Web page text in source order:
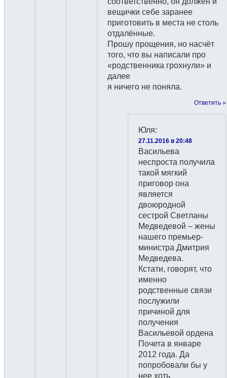
вещички себе заранее
приготовить в места не столь
отдалённые.
Прошу прощения, но насчёт
того, что вы написали про
«родственника грохнули» и
далее
я ничего не поняла.
Ответить »
Юля:
27.11.2016 в 20:48
Васильева
неспроста получила
такой мягкий
приговор она
является
двоюродной
сестрой Светланы
Медведевой – жены
нашего премьер-
министра Дмитрия
Медведева.
Кстати, говорят, что
именно
родственные связи
послужили
причиной для
получения
Васильевой ордена
Почета в январе
2012 года. Да
попробовали бы у
нее хоть